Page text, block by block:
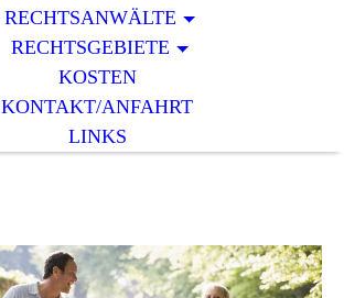
RECHTSANWÄLTE
RECHTSGEBIETE
KOSTEN
KONTAKT/ANFAHRT
LINKS